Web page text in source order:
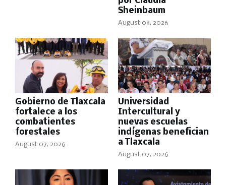
Sheinbaum
August 08, 2026
Gobierno de Tlaxcala
fortalece a los
combatientes
forestales
August 07, 2026
Universidad
Intercultural y
nuevas escuelas
indígenas benefician
a Tlaxcala
August 07, 2026